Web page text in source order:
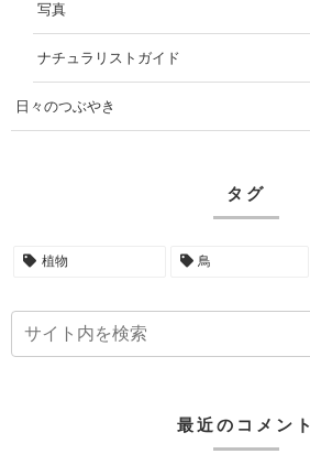
写真
ナチュラリストガイド
日々のつぶやき
タグ
植物 鳥
最近のコメント